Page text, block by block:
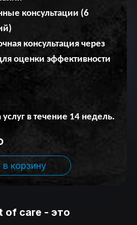
консультации (6
консультация через
оценки эффективности
в течение 14 недель.
корзину
of care - это